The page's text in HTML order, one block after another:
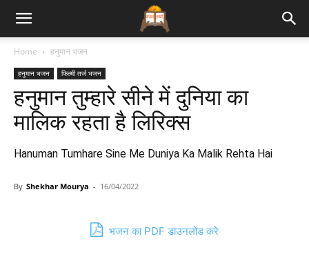
Bhajan
Lyrics
Home हनुमान भजन
हनुमान भजन फिल्मी तर्ज भजन
हनुमान तुम्हारे सीने में दुनिया का
मालिक रहता है लिरिक्स
Hanuman Tumhare Sine Me Duniya Ka Malik Rehta Hai
By Shekhar Mourya - 16/04/2022
भजन का PDF डाउनलोड करे